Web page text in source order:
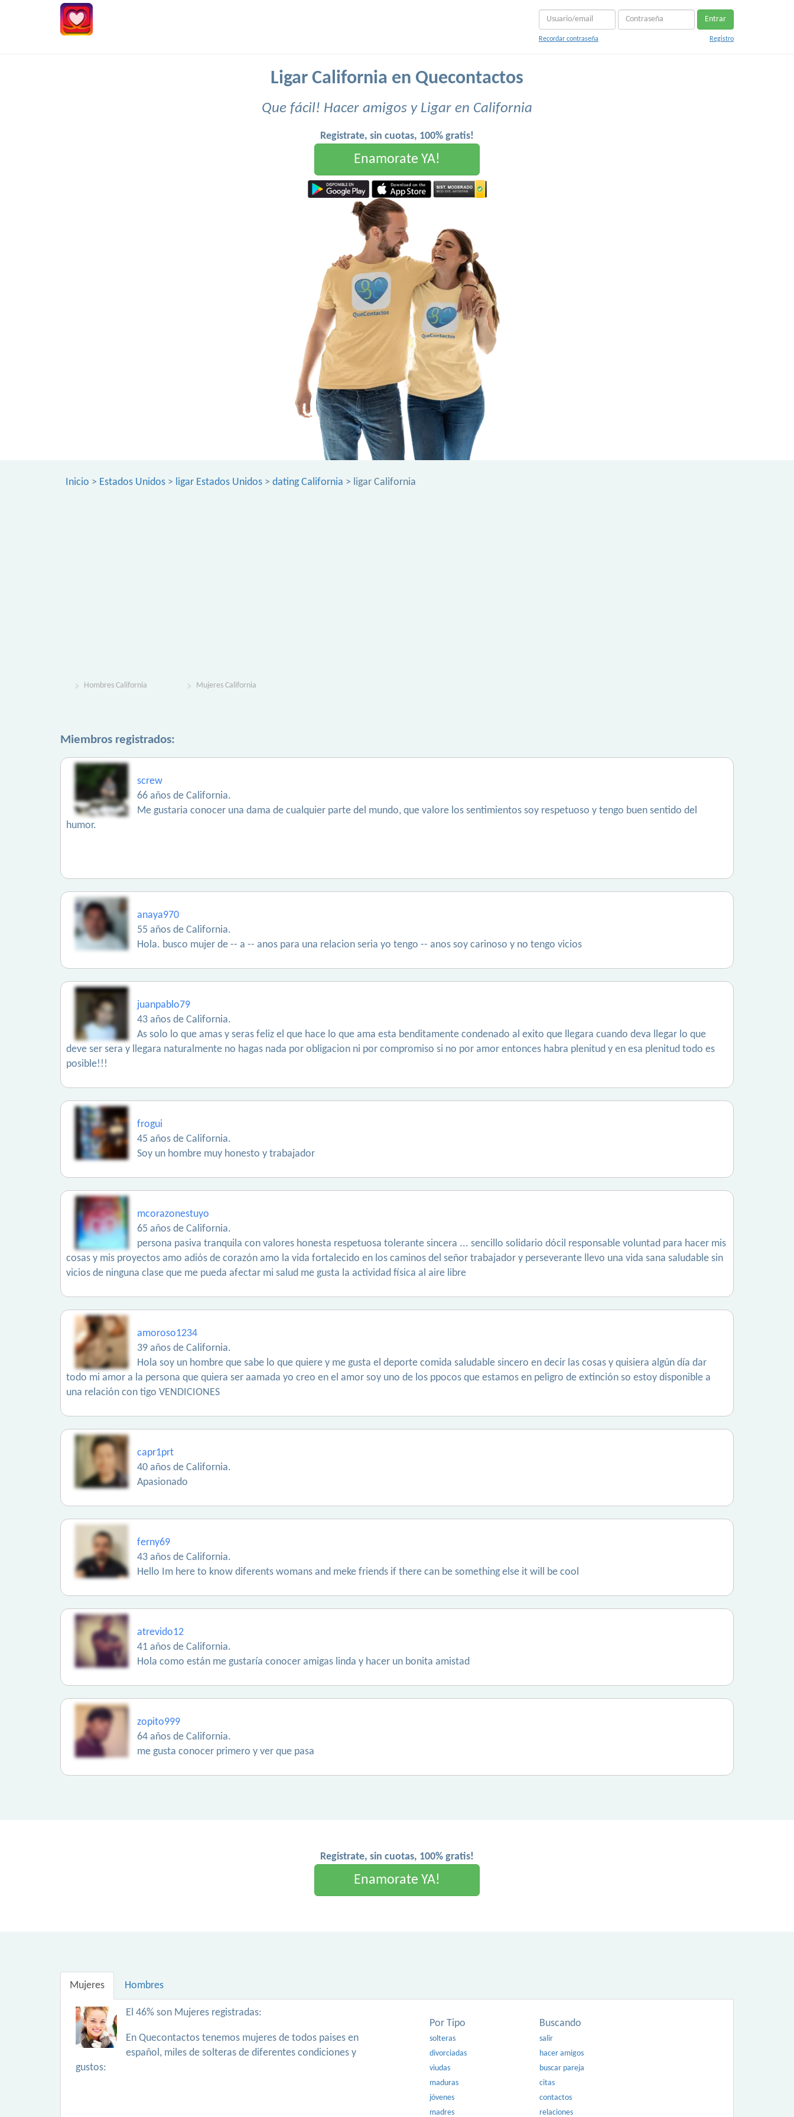
Entrar
Recordar contraseña Registro
Ligar California en Quecontactos
Que fácil! Hacer amigos y Ligar en California
Registrate, sin cuotas, 100% gratis!
Enamorate YA!
Inicio > Estados Unidos > ligar Estados Unidos > dating California > ligar California
Hombres California Mujeres California
Miembros registrados:
screw
66 años de California.
Me gustaria conocer una dama de cualquier parte del mundo, que valore los sentimientos soy respetuoso y tengo buen sentido del
humor.
anaya970
55 años de California.
Hola. busco mujer de -- a -- anos para una relacion seria yo tengo -- anos soy carinoso y no tengo vicios
juanpablo79
43 años de California.
As solo lo que amas y seras feliz el que hace lo que ama esta benditamente condenado al exito que llegara cuando deva llegar lo que
deve ser sera y llegara naturalmente no hagas nada por obligacion ni por compromiso si no por amor entonces habra plenitud y en esa plenitud todo es
posible!!!
frogui
45 años de California.
Soy un hombre muy honesto y trabajador
mcorazonestuyo
65 años de California.
persona pasiva tranquila con valores honesta respetuosa tolerante sincera ... sencillo solidario dócil responsable voluntad para hacer mis
cosas y mis proyectos amo adiós de corazón amo la vida fortalecido en los caminos del señor trabajador y perseverante llevo una vida sana saludable sin
vicios de ninguna clase que me pueda afectar mi salud me gusta la actividad física al aire libre
amoroso1234
39 años de California.
Hola soy un hombre que sabe lo que quiere y me gusta el deporte comida saludable sincero en decir las cosas y quisiera algún día dar
todo mi amor a la persona que quiera ser aamada yo creo en el amor soy uno de los ppocos que estamos en peligro de extinción so estoy disponible a
una relación con tigo VENDICIONES
capr1prt
40 años de California.
Apasionado
ferny69
43 años de California.
Hello Im here to know diferents womans and meke friends if there can be something else it will be cool
atrevido12
41 años de California.
Hola como están me gustaría conocer amigas linda y hacer un bonita amistad
zopito999
64 años de California.
me gusta conocer primero y ver que pasa
Registrate, sin cuotas, 100% gratis!
Enamorate YA!
Mujeres Hombres
El 46% son Mujeres registradas:
En Quecontactos tenemos mujeres de todos paises en
español, miles de solteras de diferentes condiciones y
gustos:
Por Tipo
solteras
divorciadas
viudas
maduras
jóvenes
madres
Buscando
salir
hacer amigos
buscar pareja
citas
contactos
relaciones